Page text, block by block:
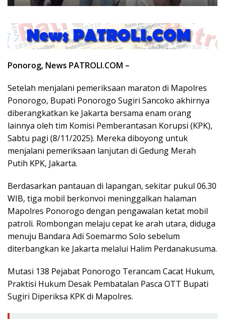
Ponorog, News PATROLI.COM –
Setelah menjalani pemeriksaan maraton di Mapolres
Ponorogo, Bupati Ponorogo Sugiri Sancoko akhirnya
diberangkatkan ke Jakarta bersama enam orang
lainnya oleh tim Komisi Pemberantasan Korupsi (KPK),
Sabtu pagi (8/11/2025). Mereka diboyong untuk
menjalani pemeriksaan lanjutan di Gedung Merah
Putih KPK, Jakarta.
Berdasarkan pantauan di lapangan, sekitar pukul 06.30
WIB, tiga mobil berkonvoi meninggalkan halaman
Mapolres Ponorogo dengan pengawalan ketat mobil
patroli. Rombongan melaju cepat ke arah utara, diduga
menuju Bandara Adi Soemarmo Solo sebelum
diterbangkan ke Jakarta melalui Halim Perdanakusuma.
Mutasi 138 Pejabat Ponorogo Terancam Cacat Hukum,
Praktisi Hukum Desak Pembatalan Pasca OTT Bupati
Sugiri Diperiksa KPK di Mapolres.